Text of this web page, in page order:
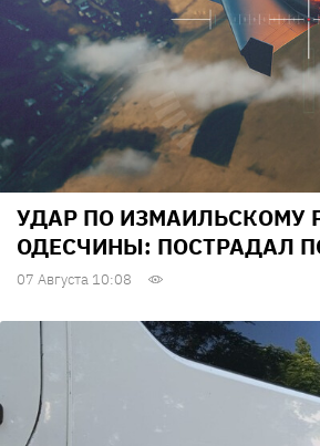
УДАР ПО ИЗМАИЛЬСКОМУ
ОДЕСЧИНЫ: ПОСТРАДАЛ
07 Августа 10:08